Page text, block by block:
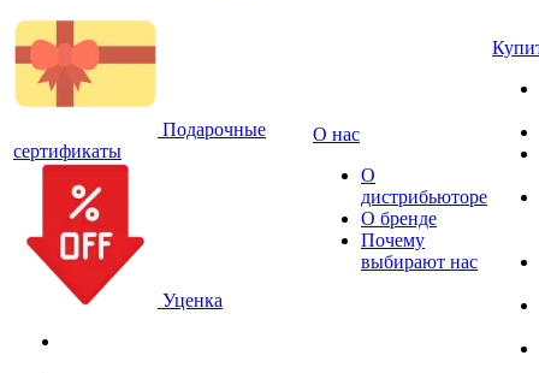
Подарочные
сертификаты
Уценка
О нас
О
дистрибьюторе
О бренде
Почему
выбирают нас